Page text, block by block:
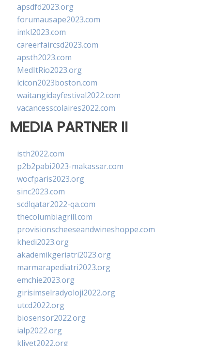
apsdfd2023.org
forumausape2023.com
imkl2023.com
careerfaircsd2023.com
apsth2023.com
MedItRio2023.org
lcicon2023boston.com
waitangidayfestival2022.com
vacancesscolaires2022.com
MEDIA PARTNER II
isth2022.com
p2b2pabi2023-makassar.com
wocfparis2023.org
sinc2023.com
scdlqatar2022-qa.com
thecolumbiagrill.com
provisionscheeseandwineshoppe.com
khedi2023.org
akademikgeriatri2023.org
marmarapediatri2023.org
emchie2023.org
girisimselradyoloji2022.org
utcd2022.org
biosensor2022.org
ialp2022.org
klivet2022.org